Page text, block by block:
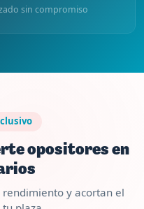
sin compromiso
opositores en
y acortan el